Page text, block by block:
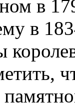
в
в